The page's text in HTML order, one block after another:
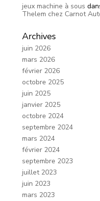
jeux machine à sous
Thelem chez Carnot
Archives
juin 2026
mars 2026
février 2026
octobre 2025
juin 2025
janvier 2025
octobre 2024
septembre 2024
mars 2024
février 2024
septembre 2023
juillet 2023
juin 2023
mars 2023